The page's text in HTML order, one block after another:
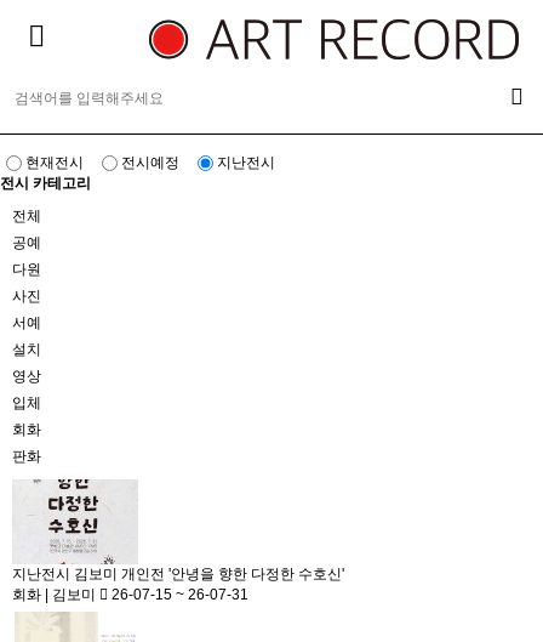
현재전시 전시예정
지난전시
전시 카테고리
전체
공예
다원
사진
서예
설치
영상
입체
회화
판화
지난전시
김보미 개인전 '안녕을 향한 다정한 수호신'
회화
김보미 26-07-15 ~ 26-07-31